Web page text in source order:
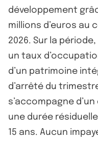
développement
millions d’euros au
2026. Sur la période,
un taux
d’un patrimoine
d’arrêté du
s’accompagne
une durée
15 ans. Aucun